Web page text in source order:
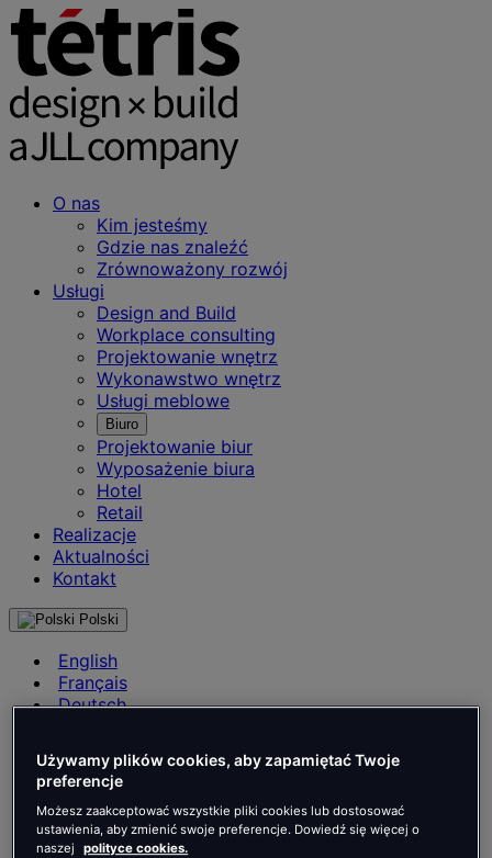
O nas
Kim jesteśmy
Gdzie nas znaleźć
Zrównoważony rozwój
Usługi
Design and Build
Workplace consulting
Projektowanie wnętrz
Wykonawstwo wnętrz
Usługi meblowe
Biuro
Projektowanie biur
Wyposażenie biura
Hotel
Retail
Realizacje
Aktualności
Kontakt
Polski
English
Français
Deutsch
Italiano
Português
Português
Polski
Używamy plików cookies, aby zapamiętać Twoje
preferencje
Możesz zaakceptować wszystkie pliki cookies lub dostosować
ustawienia, aby zmienić swoje preferencje. Dowiedź się więcej o
naszej
polityce cookies.